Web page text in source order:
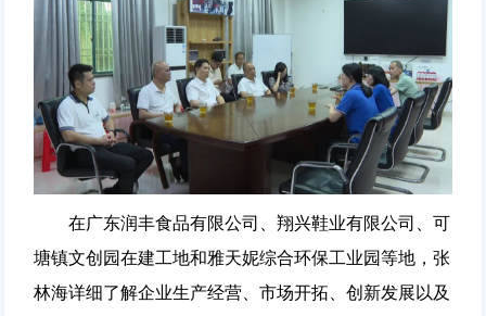
在广东润丰食品有限公司、翔兴鞋业有限公司、可
塘镇文创园在建工地和雅天妮综合环保工业园等地，张
林海详细了解企业生产经营、市场开拓、创新发展以及